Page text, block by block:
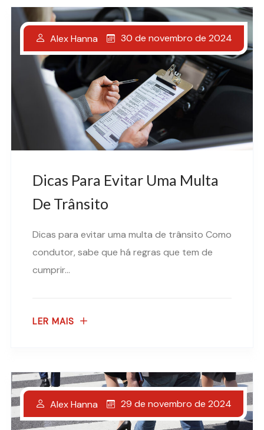
Dicas Para Evitar Uma Multa
De Trânsito
Alex Hanna 30 de novembro de 2024
Dicas para evitar uma multa de trânsito Como
condutor, sabe que há regras que tem de
cumprir...
LER MAIS
Alex Hanna 29 de novembro de 2024